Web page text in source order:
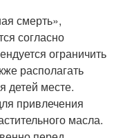
смерть»,
согласно
ограничить
располагать
детей месте.
привлечения
масла.